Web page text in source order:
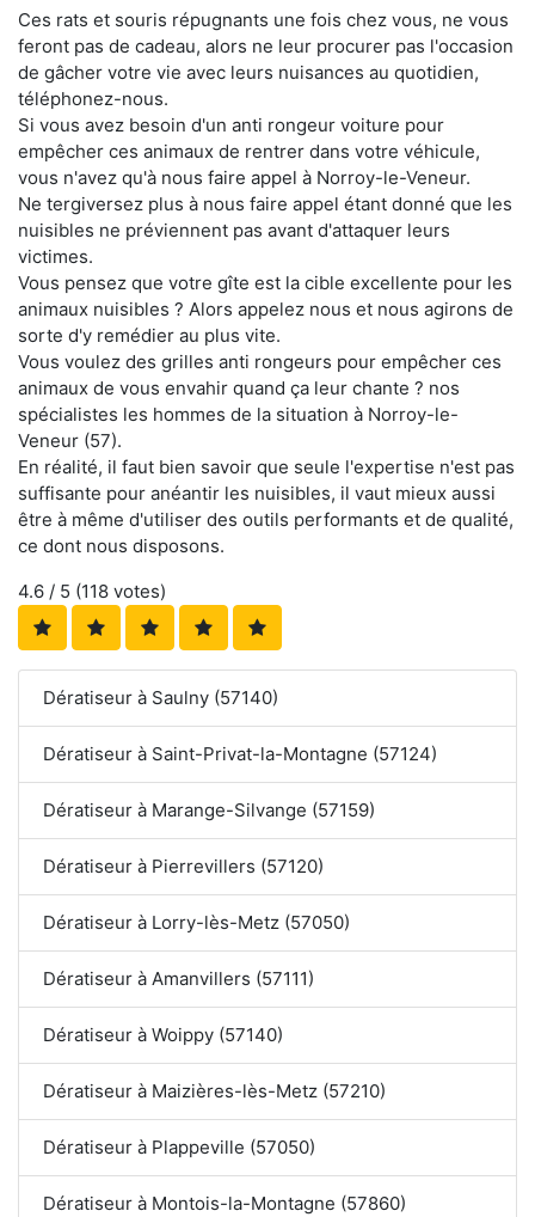
Ces rats et souris répugnants une fois chez vous, ne vous
feront pas de cadeau, alors ne leur procurer pas l'occasion
de gâcher votre vie avec leurs nuisances au quotidien,
téléphonez-nous.
Si vous avez besoin d'un anti rongeur voiture pour
empêcher ces animaux de rentrer dans votre véhicule,
vous n'avez qu'à nous faire appel à Norroy-le-Veneur.
Ne tergiversez plus à nous faire appel étant donné que les
nuisibles ne préviennent pas avant d'attaquer leurs
victimes.
Vous pensez que votre gîte est la cible excellente pour les
animaux nuisibles ? Alors appelez nous et nous agirons de
sorte d'y remédier au plus vite.
Vous voulez des grilles anti rongeurs pour empêcher ces
animaux de vous envahir quand ça leur chante ? nos
spécialistes les hommes de la situation à Norroy-le-
Veneur (57).
En réalité, il faut bien savoir que seule l'expertise n'est pas
suffisante pour anéantir les nuisibles, il vaut mieux aussi
être à même d'utiliser des outils performants et de qualité,
ce dont nous disposons.
4.6 / 5 (118 votes)
Dératiseur à Saulny (57140)
Dératiseur à Saint-Privat-la-Montagne (57124)
Dératiseur à Marange-Silvange (57159)
Dératiseur à Pierrevillers (57120)
Dératiseur à Lorry-lès-Metz (57050)
Dératiseur à Amanvillers (57111)
Dératiseur à Woippy (57140)
Dératiseur à Maizières-lès-Metz (57210)
Dératiseur à Plappeville (57050)
Dératiseur à Montois-la-Montagne (57860)